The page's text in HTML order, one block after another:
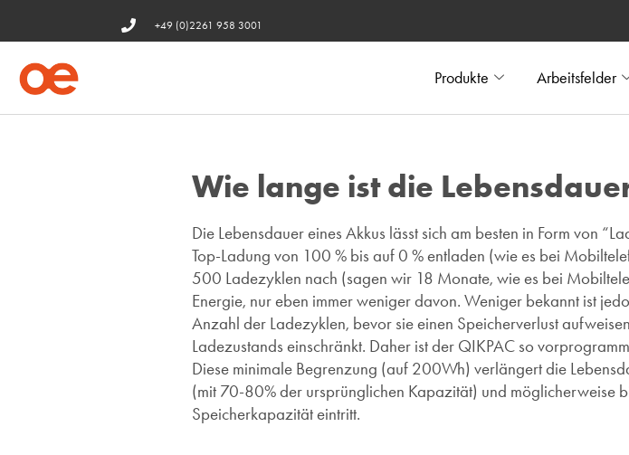
+49 (0)2261 958 3001
Produkte Arbeitsfelder
Wie lange ist die
Die Lebensdauer eines Akkus lässt sich am besten in Form von
Top-Ladung von 100 % bis auf 0 % entladen (wie es bei
500 Ladezyklen nach (sagen wir 18 Monate, wie es bei
Energie, nur eben immer weniger davon. Weniger bekannt ist
Anzahl der Ladezyklen, bevor sie einen Speicherverlust
Ladezustands einschränkt. Daher ist der QIKPAC so
Diese minimale Begrenzung (auf 200Wh) verlängert die
(mit 70-80% der ursprünglichen Kapazität) und möglicherweise
Speicherkapazität eintritt.